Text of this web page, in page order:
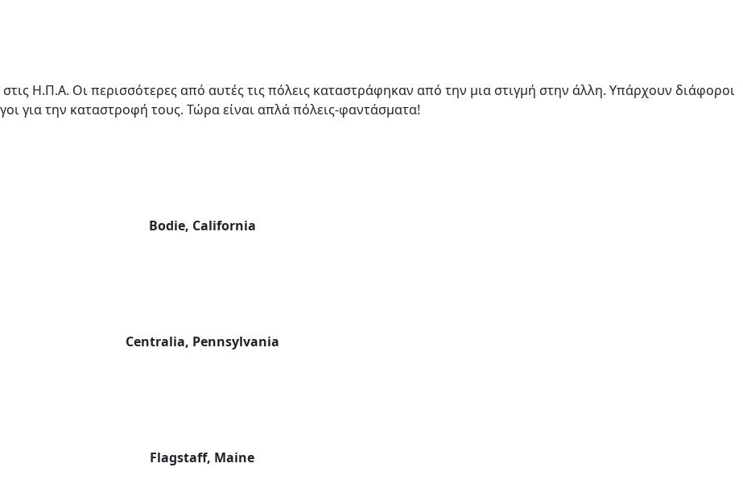
στις Η.Π.Α. Οι περισσότερες από αυτές τις πόλεις καταστράφηκαν από την μια στιγμή στην άλλη. Υπάρχουν διάφοροι
για την καταστροφή τους. Τώρα είναι απλά πόλεις-φαντάσματα!
Bodie, California
Centralia, Pennsylvania
Flagstaff, Maine